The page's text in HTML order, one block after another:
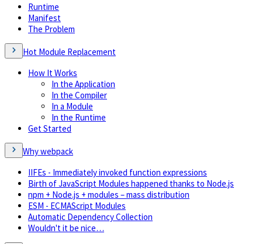
Runtime
Manifest
The Problem
Hot Module Replacement
How It Works
In the Application
In the Compiler
In a Module
In the Runtime
Get Started
Why webpack
IIFEs - Immediately invoked function expressions
Birth of JavaScript Modules happened thanks to Node.js
npm + Node.js + modules – mass distribution
ESM - ECMAScript Modules
Automatic Dependency Collection
Wouldn't it be nice…